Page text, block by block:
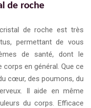
de roche
cristal de roche est très
permettant de vous
de santé, dont le
corps en général. Que ce
cœur, des poumons, du
Il aide en même
du corps. Efficace